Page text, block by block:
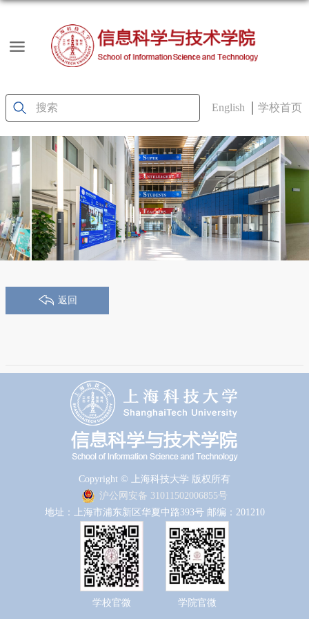
English 学校首页
返回
Copyright © 上海科技大学 版权所有
沪公网安备 31011502006855号
地址：上海市浦东新区华夏中路393号 邮编：201210
学校官微 学院官微